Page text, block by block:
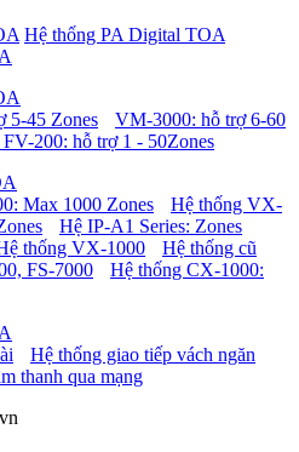
Hệ thống PA Digital TOA
5-45 Zones
VM-3000: hỗ trợ 6-60
200: hỗ trợ 1 - 50Zones
Max 1000 Zones
Hệ thống VX-
Hệ IP-A1 Series: Zones
thống VX-1000
Hệ thống cũ
FS-7000
Hệ thống CX-1000:
Hệ thống giao tiếp vách ngăn
thanh qua mạng